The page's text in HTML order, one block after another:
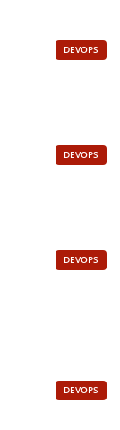
DEVOPS
DEVOPS
DEVOPS
DEVOPS